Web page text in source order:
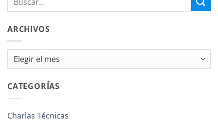
ARCHIVOS
Archivos
CATEGORÍAS
Charlas Técnicas